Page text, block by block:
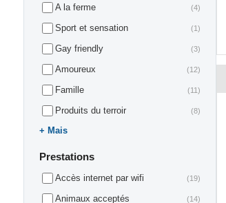
A la ferme (4)
Sport et sensation (1)
Gay friendly (3)
Amoureux (12)
Famille (11)
Produits du terroir (8)
Mais
Prestations
Accès internet par wifi (19)
Animaux acceptés (14)